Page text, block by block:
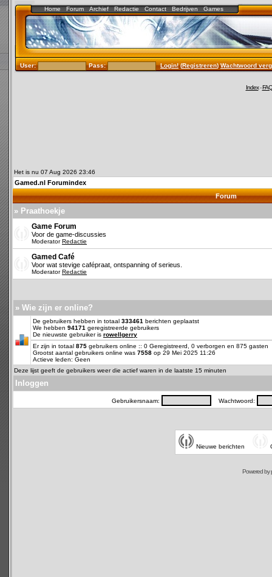
Home Forum Archief Redactie Contact Bedrijven Games
User: Pass: Login!(Registreren)Wachtwoord
Index-FAQ
Het is nu 07 Aug 2026 23:46
Gamed.nl Forumindex
Forum
» Praathoekje
Game Forum
Voor de game-discussies
ModeratorRedactie
Gamed Café
Voor wat stevige cafépraat, ontspanning of serieus.
ModeratorRedactie
» Wie zijn er online?
De gebruikers hebben in totaal 333461 berichten geplaatst
We hebben 94171 geregistreerde gebruikers
De nieuwste gebruiker is rowellgerry
Er zijn in totaal 875 gebruikers online :: 0 Geregistreerd, 0 verborgen en 875
Grootst aantal gebruikers online was 7558 op 29 Mei 2025 11:26
Actieve leden: Geen
Deze lijst geeft de gebruikers weer die actief waren in de laatste 15 minuten
Inloggen
Gebruikersnaam: Wachtwoord:
Nieuwe berichten
Powered by